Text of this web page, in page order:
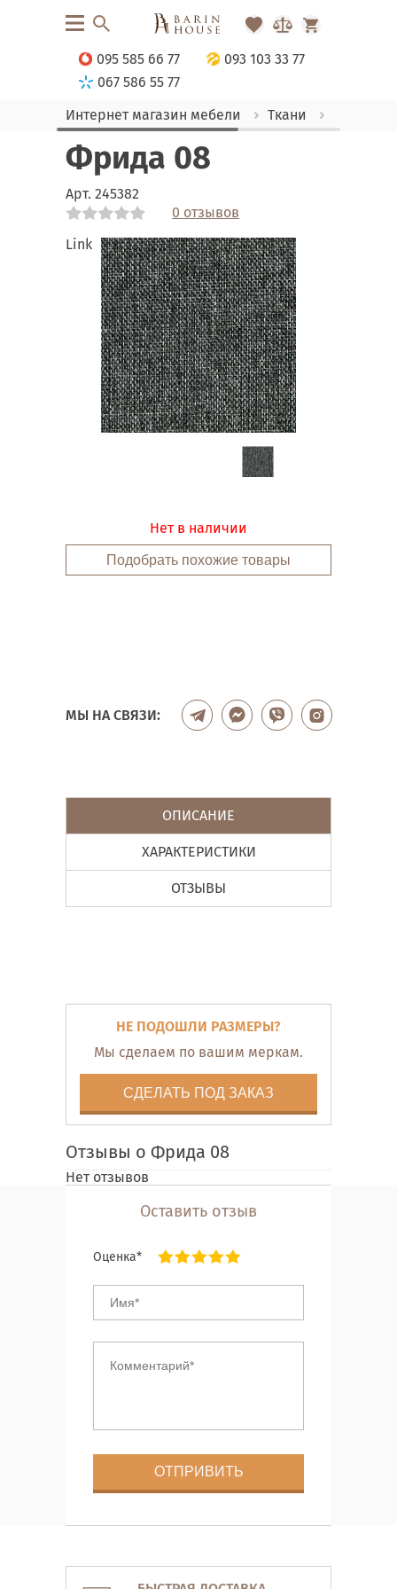
095 585 66 77
093 103 33 77
067 586 55 77
Интернет магазин мебели
Ткани
Фрида 08
Арт. 245382
0 отзывов
Link
Нет в наличии
Подобрать похожие товары
МЫ НА СВЯЗИ:
ОПИСАНИЕ
ХАРАКТЕРИСТИКИ
ОТЗЫВЫ
НЕ ПОДОШЛИ РАЗМЕРЫ?
Мы сделаем по вашим меркам.
СДЕЛАТЬ ПОД ЗАКАЗ
Отзывы о Фрида 08
Нет отзывов
Оставить отзыв
Оценка*